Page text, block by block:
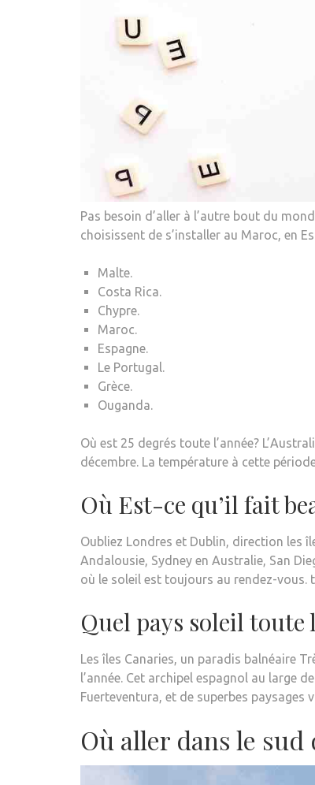
Pas besoin d’aller à l’autre bout du
choisissent de s’installer au Maroc, en
Malte.
Costa Rica.
Chypre.
Maroc.
Espagne.
Le Portugal.
Grèce.
Ouganda.
Où est 25 degrés toute l’année?
décembre. La température à cette
Où Est-ce qu’il fait
Oubliez Londres et Dublin, direction les
Andalousie, Sydney en Australie, San
où le soleil est toujours au rendez-vous.
Quel pays soleil toute
Les îles Canaries, un paradis balnéaire
l’année. Cet archipel espagnol au large
Fuerteventura, et de superbes paysages
Où aller dans le sud